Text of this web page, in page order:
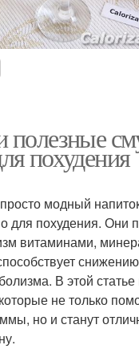
полезные
похудения
модный
для похудения. Они
витаминами,
В этой
не только
но и станут